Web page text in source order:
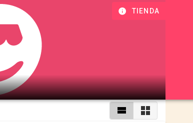
TIENDA